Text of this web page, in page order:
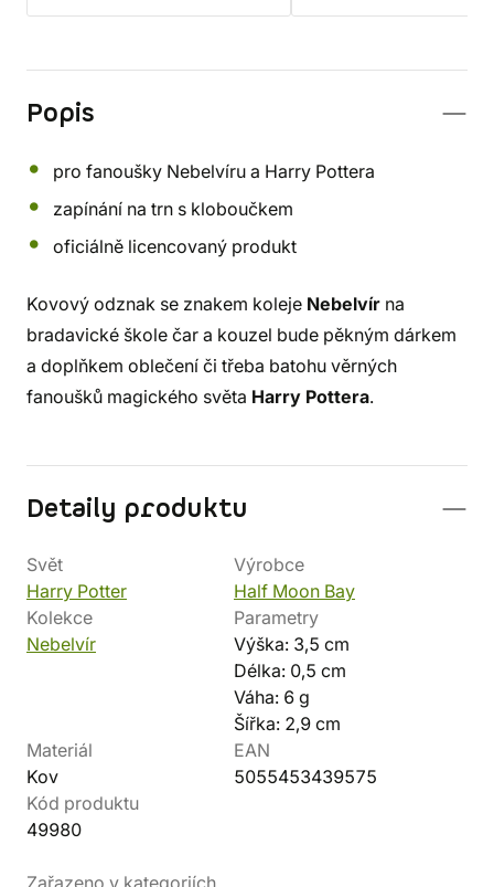
Popis
pro fanoušky Nebelvíru a Harry Pottera
zapínání na trn s kloboučkem
oficiálně licencovaný produkt
Kovový odznak se znakem koleje Nebelvír na
bradavické škole čar a kouzel bude pěkným dárkem
a doplňkem oblečení či třeba batohu věrných
fanoušků magického světa Harry Pottera.
Detaily produktu
Svět
Harry Potter
Výrobce
Half Moon Bay
Kolekce
Nebelvír
Parametry
Výška: 3,5 cm
Délka: 0,5 cm
Váha: 6 g
Šířka: 2,9 cm
Materiál
Kov
EAN
5055453439575
Kód produktu
49980
Zařazeno v kategoriích